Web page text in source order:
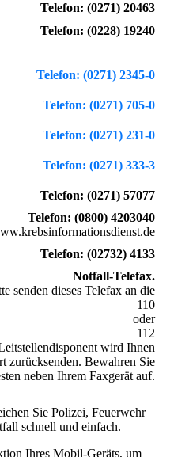
Telefon: (0271) 20463
Telefon: (0228) 19240
Telefon: (0271) 2345-0
Telefon: (0271) 705-0
Telefon: (0271) 231-0
Telefon: (0271) 333-3
Telefon: (0271) 57077
Telefon: (0800) 4203040
Telefon: (02732) 4133
Notfall-Telefax.
senden dieses Telefax an die
110
oder
112
wird Ihnen
zurücksenden. Bewahren Sie
neben Ihrem Faxgerät auf.
Sie Polizei, Feuerwehr
schnell und einfach.
Ihres Mobil-Geräts, um